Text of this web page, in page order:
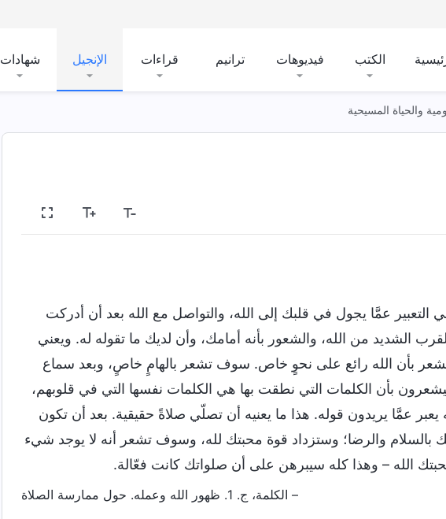
الكتب فيديوهات ترانيم قراءات الإنجيل شهادات
والحياة المسيحية
التعبير عمَّا يجول في قلبك إلى الله، والتواصل مع الله بعد أن أدركت
الشديد من الله، والشعور بأنه أمامك، وأن لديك ما تقوله له. ويعني
بأن الله رائع على نحوٍ خاص. سوف تشعر بالهامٍ خاصٍ، وبعد سماع
بأن الكلمات التي نطقت بها هي الكلمات نفسها التي في قلوبهم،
يعبر عمَّا يريدون قوله. هذا ما يعنيه أن تصلّي صلاةً حقيقية. بعد أن تكون
والرضا؛ وستزداد قوة محبتك لله، وسوف تشعر أنه لا يوجد شيء
الله – وهذا كله سيبرهن على أن صلواتك كانت فعّالة.
– الكلمة، ج. 1. ظهور الله وعمله. حول ممارسة الصلاة